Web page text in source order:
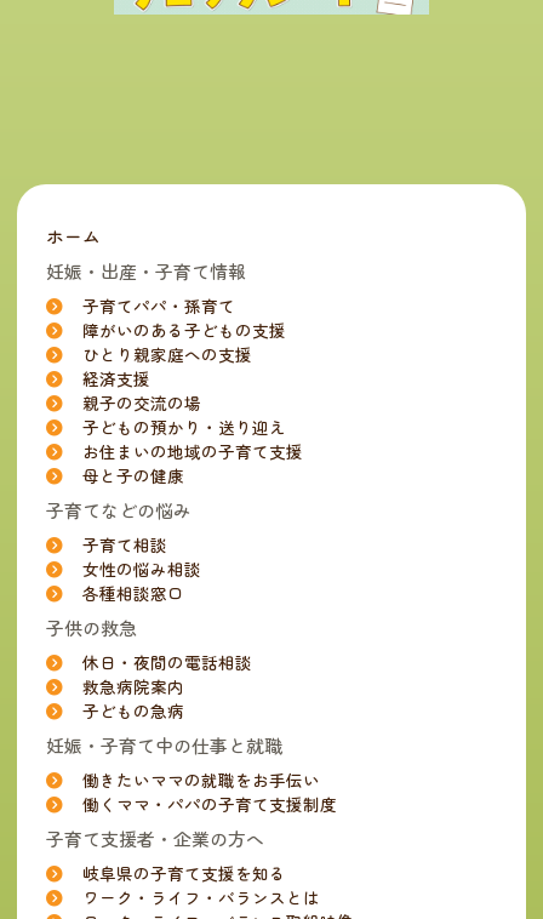
ホーム
妊娠・出産・子育て情報
子育てパパ・孫育て
障がいのある子どもの支援
ひとり親家庭への支援
経済支援
親子の交流の場
子どもの預かり・送り迎え
お住まいの地域の子育て支援
母と子の健康
子育てなどの悩み
子育て相談
女性の悩み相談
各種相談窓口
子供の救急
休日・夜間の電話相談
救急病院案内
子どもの急病
妊娠・子育て中の仕事と就職
働きたいママの就職をお手伝い
働くママ・パパの子育て支援制度
子育て支援者・企業の方へ
岐阜県の子育て支援を知る
ワーク・ライフ・バランスとは